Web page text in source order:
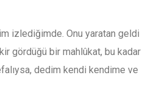
izlediğimde. Onu yaratan geldi
gördüğü bir mahlûkat, bu kadar
dedim kendi kendime ve